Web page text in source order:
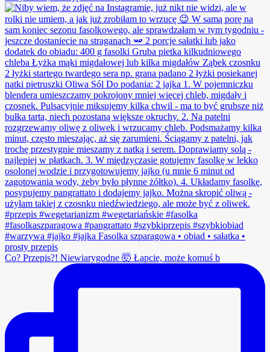
Co? Przepis?! Niewiarygodne 🤯 Łapcie, może komuś b